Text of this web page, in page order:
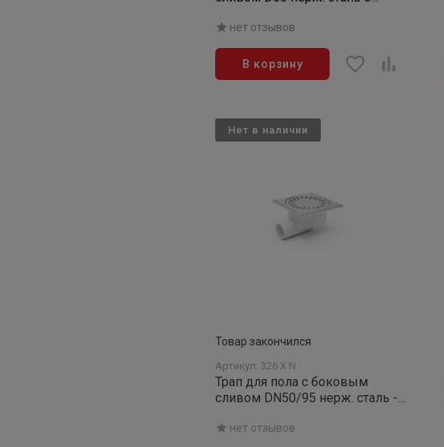
нет отзывов
В корзину
Товар закончился
Артикул: 326 X N
Трап для пола с боковым
сливом DN50/95 нерж. сталь -
нет отзывов
Нет в наличии